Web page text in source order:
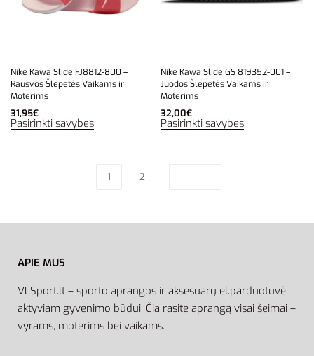
Nike Kawa Slide FJ8812-800 –
Rausvos Šlepetės Vaikams ir
Moterims
31,95€
Pasirinkti savybes
Nike Kawa Slide GS 819352-001 –
Juodos Šlepetės Vaikams ir
Moterims
32,00€
Pasirinkti savybes
1 2
APIE MUS
VLSport.lt – sporto aprangos ir aksesuarų el.parduotuvė
aktyviam gyvenimo būdui. Čia rasite aprangą visai šeimai –
vyrams, moterims bei vaikams.